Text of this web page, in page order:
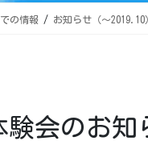
の情報 お知らせ（〜2019.10
験会のお知